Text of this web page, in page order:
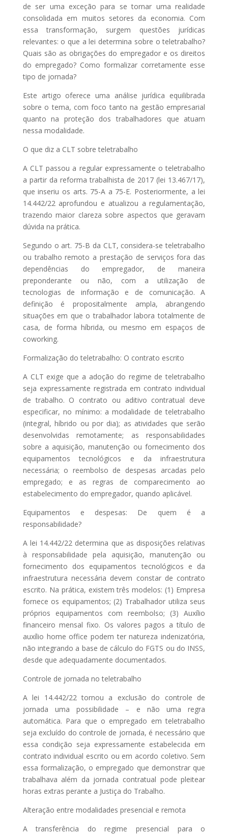
de ser uma exceção para se tornar uma realidade
consolidada em muitos setores da economia. Com
essa transformação, surgem questões jurídicas
relevantes: o que a lei determina sobre o teletrabalho?
Quais são as obrigações do empregador e os direitos
do empregado? Como formalizar corretamente esse
tipo de jornada?
Este artigo oferece uma análise jurídica equilibrada
sobre o tema, com foco tanto na gestão empresarial
quanto na proteção dos trabalhadores que atuam
nessa modalidade.
O que diz a CLT sobre teletrabalho
A CLT passou a regular expressamente o teletrabalho
a partir da reforma trabalhista de 2017 (lei 13.467/17),
que inseriu os arts. 75-A a 75-E. Posteriormente, a lei
14.442/22 aprofundou e atualizou a regulamentação,
trazendo maior clareza sobre aspectos que geravam
dúvida na prática.
Segundo o art. 75-B da CLT, considera-se teletrabalho
ou trabalho remoto a prestação de serviços fora das
dependências do empregador, de maneira
preponderante ou não, com a utilização de
tecnologias de informação e de comunicação. A
definição é propositalmente ampla, abrangendo
situações em que o trabalhador labora totalmente de
casa, de forma híbrida, ou mesmo em espaços de
coworking.
Formalização do teletrabalho: O contrato escrito
A CLT exige que a adoção do regime de teletrabalho
seja expressamente registrada em contrato individual
de trabalho. O contrato ou aditivo contratual deve
especificar, no mínimo: a modalidade de teletrabalho
(integral, híbrido ou por dia); as atividades que serão
desenvolvidas remotamente; as responsabilidades
sobre a aquisição, manutenção ou fornecimento dos
equipamentos tecnológicos e da infraestrutura
necessária; o reembolso de despesas arcadas pelo
empregado; e as regras de comparecimento ao
estabelecimento do empregador, quando aplicável.
Equipamentos e despesas: De quem é a
responsabilidade?
A lei 14.442/22 determina que as disposições relativas
à responsabilidade pela aquisição, manutenção ou
fornecimento dos equipamentos tecnológicos e da
infraestrutura necessária devem constar de contrato
escrito. Na prática, existem três modelos: (1) Empresa
fornece os equipamentos; (2) Trabalhador utiliza seus
próprios equipamentos com reembolso; (3) Auxílio
financeiro mensal fixo. Os valores pagos a título de
auxílio home office podem ter natureza indenizatória,
não integrando a base de cálculo do FGTS ou do INSS,
desde que adequadamente documentados.
Controle de jornada no teletrabalho
A lei 14.442/22 tornou a exclusão do controle de
jornada uma possibilidade – e não uma regra
automática. Para que o empregado em teletrabalho
seja excluído do controle de jornada, é necessário que
essa condição seja expressamente estabelecida em
contrato individual escrito ou em acordo coletivo. Sem
essa formalização, o empregado que demonstrar que
trabalhava além da jornada contratual pode pleitear
horas extras perante a Justiça do Trabalho.
Alteração entre modalidades presencial e remota
A transferência do regime presencial para o